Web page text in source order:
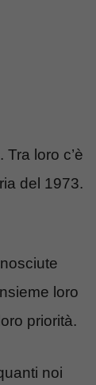
loro c’è
del 1973.
loro
priorità.
noi